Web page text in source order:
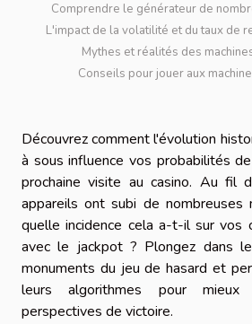
Comprendre le générateur de
L'impact de la volatilité et du taux de
Mythes et réalités des
Conseils pour jouer aux
Découvrez comment l'évolution
à sous influence vos probabilités
prochaine visite au casino. Au fil
appareils ont subi de nombreuses
quelle incidence cela a-t-il sur vos
avec le jackpot ? Plongez dans
monuments du jeu de hasard et
leurs algorithmes pour mieux
perspectives de victoire.